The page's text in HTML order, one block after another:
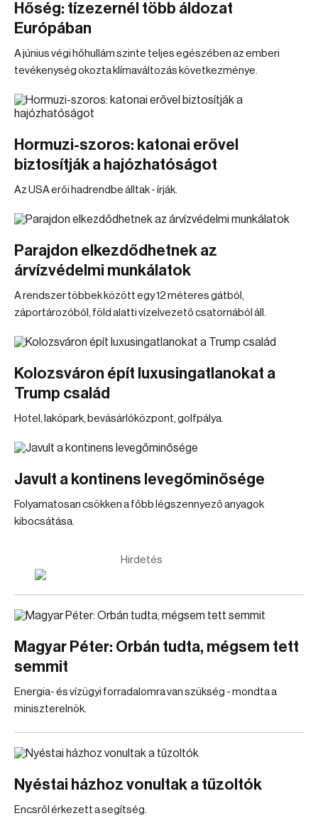
Hőség: tízezernél több áldozat
Európában
A június végi hőhullám szinte teljes egészében az emberi
tevékenység okozta klímaváltozás következménye.
Hormuzi-szoros: katonai erővel
biztosítják a hajózhatóságot
Az USA erői hadrendbe álltak - írják.
Parajdon elkezdődhetnek az
árvízvédelmi munkálatok
A rendszer többek között egy 12 méteres gátból,
záportározóból, föld alatti vízelvezető csatornából áll.
Kolozsváron épít luxusingatlanokat a
Trump család
Hotel, lakópark, bevásárlóközpont, golfpálya.
Javult a kontinens levegőminősége
Folyamatosan csökken a főbb légszennyező anyagok
kibocsátása.
Hirdetés
Magyar Péter: Orbán tudta, mégsem tett
semmit
Energia- és vízügyi forradalomra van szükség - mondta a
miniszterelnök.
Nyéstai házhoz vonultak a tűzoltók
Encsről érkezett a segítség.